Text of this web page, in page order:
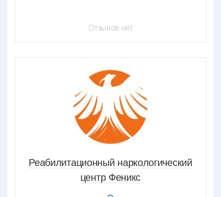
Отзывов нет
Реабилитационный наркологический
центр Феникс